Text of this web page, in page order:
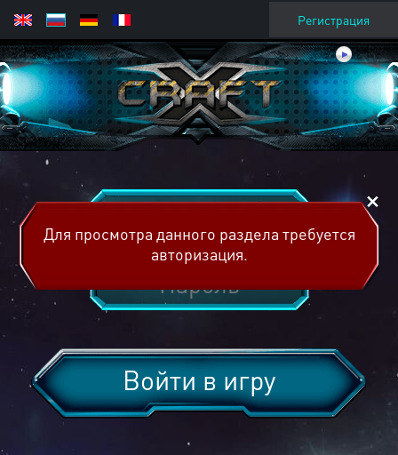
Регистрация
Войти в игру
Для просмотра данного раздела требуется
авторизация.